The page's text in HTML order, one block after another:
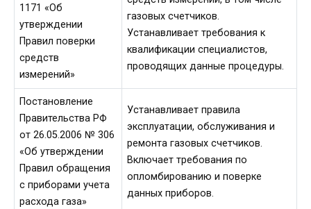
1171 «Об
утверждении
Правил поверки
средств
измерений»
газовых счетчиков.
Устанавливает требования к
квалификации специалистов,
проводящих данные процедуры.
Постановление
Правительства РФ
от 26.05.2006 № 306
«Об утверждении
Правил обращения
с приборами учета
расхода газа»
Устанавливает правила
эксплуатации, обслуживания и
ремонта газовых счетчиков.
Включает требования по
опломбированию и поверке
данных приборов.